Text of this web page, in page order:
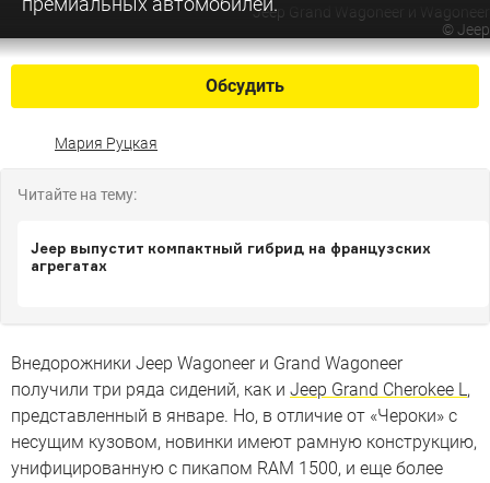
Jeep Grand Wagoneer и Wagoneer
© Jeep
Обсудить
Мария Руцкая
Читайте на тему:
Jeep выпустит компактный гибрид на французских
агрегатах
Внедорожники Jeep Wagoneer и Grand Wagoneer
получили три ряда сидений, как и Jeep Grand Cherokee L,
представленный в январе. Но, в отличие от «Чероки» с
несущим кузовом, новинки имеют рамную конструкцию,
унифицированную с пикапом RAM 1500, и еще более